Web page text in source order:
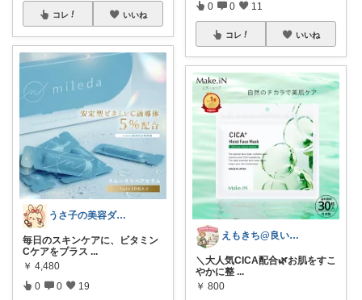
コレ いいね
うさ子の美容ダイエット
毎日のスキンケアに、ビタミン
Cケアをプラス ...
￥ 4,480
0 0 19
0 0 11
コレ いいね
えもきち@良いものセレクト
​＼大人気CICA配合🌿お肌をすこ
やかに整 ...
￥ 800